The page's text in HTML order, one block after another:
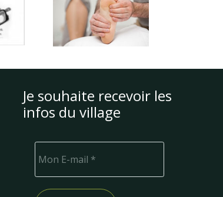
Je souhaite recevoir les
infos du village